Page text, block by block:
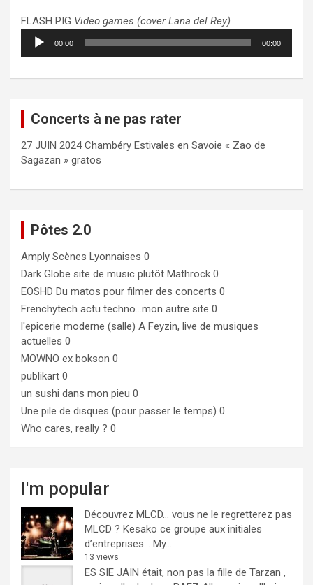
FLASH PIG Video games (cover Lana del Rey)
Lecteur
audio
00:00 00:00
Concerts à ne pas rater
27 JUIN 2024 Chambéry Estivales en Savoie « Zao de
Sagazan » gratos
Pôtes 2.0
Amply Scènes Lyonnaises 0
Dark Globe site de music plutôt Mathrock 0
EOSHD Du matos pour filmer des concerts 0
Frenchytech actu techno…mon autre site 0
l'epicerie moderne (salle) A Feyzin, live de musiques
actuelles 0
MOWNO ex bokson 0
publikart 0
un sushi dans mon pieu 0
Une pile de disques (pour passer le temps) 0
Who cares, really ? 0
I'm popular
Découvrez MLCD… vous ne le regretterez pas
MLCD ? Kesako ce groupe aux initiales
d’entreprises… My...
13 views
ES SIE JAIN était, non pas la fille de Tarzan ,